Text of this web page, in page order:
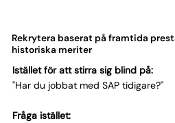
Rekrytera baserat på framtida
historiska meriter
Istället för att stirra sig blind på:
"Har du jobbat med SAP tidigare?"
Fråga istället: